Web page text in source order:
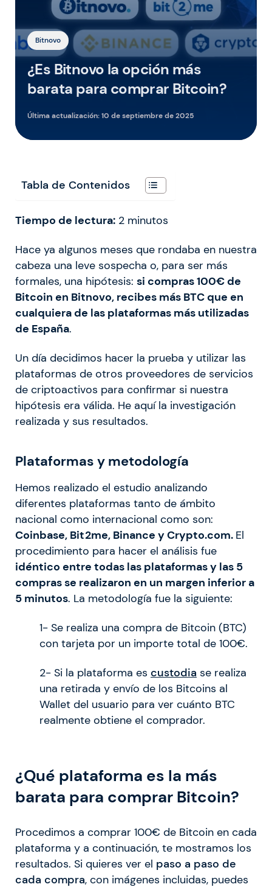
Bitnovo
¿Es Bitnovo la opción más
barata para comprar Bitcoin?
Última actualización:10 de septiembre de 2025
Tabla de Contenidos
Tiempo de lectura: 2 minutos
Hace ya algunos meses que rondaba en nuestra
cabeza una leve sospecha o, para ser más
formales, una hipótesis: si compras 100€ de
Bitcoin en Bitnovo, recibes más BTC que en
cualquiera de las plataformas más utilizadas
de España.
Un día decidimos hacer la prueba y utilizar las
plataformas de otros proveedores de servicios
de criptoactivos para confirmar si nuestra
hipótesis era válida. He aquí la investigación
realizada y sus resultados.
Plataformas y metodología
Hemos realizado el estudio analizando
diferentes plataformas tanto de ámbito
nacional como internacional como son:
Coinbase, Bit2me, Binance y Crypto.com. El
procedimiento para hacer el análisis fue
idéntico entre todas las plataformas y las 5
compras se realizaron en un margen inferior a
5 minutos. La metodología fue la siguiente:
1- Se realiza una compra de Bitcoin (BTC)
con tarjeta por un importe total de 100€.
2- Si la plataforma es custodia se realiza
una retirada y envío de los Bitcoins al
Wallet del usuario para ver cuánto BTC
realmente obtiene el comprador.
¿Qué plataforma es la más
barata para comprar Bitcoin?
Procedimos a comprar 100€ de Bitcoin en cada
plataforma y a continuación, te mostramos los
resultados. Si quieres ver el paso a paso de
cada compra, con imágenes incluidas, puedes